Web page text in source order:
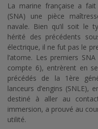
La marine française a fait
(SNA) une pièce
navale. Bien qu’il soit le
hérité des précédents
électrique, il ne fut pas le
l’atome. Les premiers
compte 6), entrèrent en
précédés de la 1ère
lanceurs d’engins (SNLE),
destiné à aller au
immersion, a prouvé au
utilité.